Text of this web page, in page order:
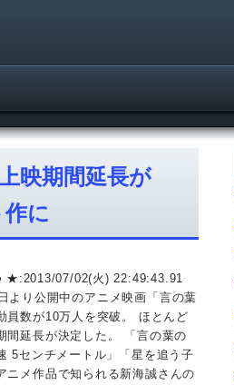
映期間延長が
に
★:2013/07/02(火) 22:49:43.91
より公開中のアニメ映画「言の葉
員数が10万人を突破。 ほとんど
間延長が決定した。 「言の葉の
5センチメートル」「星を追う子
ニメ作品で知られる新海誠さんの